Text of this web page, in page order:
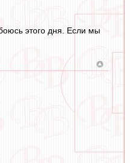
этого дня. Если мы